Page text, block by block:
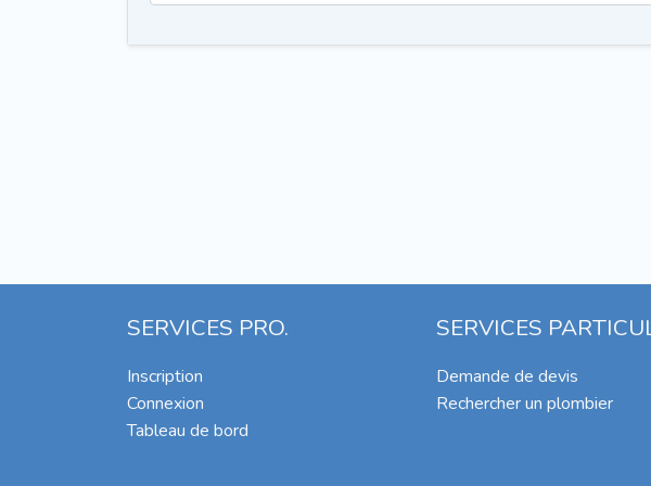
SERVICES PRO.
Inscription
Connexion
Tableau de bord
SERVICES
Demande de devis
Rechercher un plombier